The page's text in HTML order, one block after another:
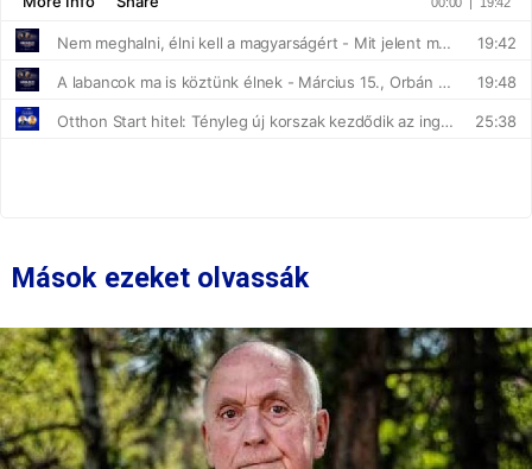
Mások ezeket olvassák